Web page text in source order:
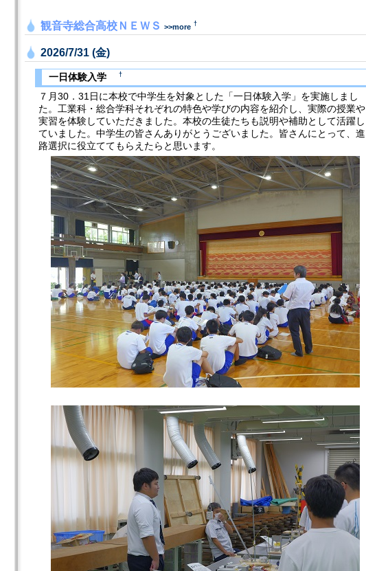
観音寺総合高校ＮＥＷＳ >>more †
2026/7/31 (金)
一日体験入学 †
７月30．31日に本校で中学生を対象とした「一日体験入学」を実施しまし
た。工業科・総合学科それぞれの特色や学びの内容を紹介し、実際の授業や
実習を体験していただきました。本校の生徒たちも説明や補助として活躍し
ていました。中学生の皆さんありがとうございました。皆さんにとって、進
路選択に役立ててもらえたらと思います。